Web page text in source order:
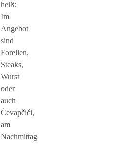
heiß:
Im
Angebot
sind
Forellen,
Steaks,
Wurst
oder
auch
Ćevapčići,
am
Nachmittag